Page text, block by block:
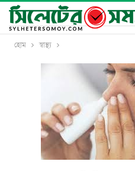
হোম স্বাস্থ্য